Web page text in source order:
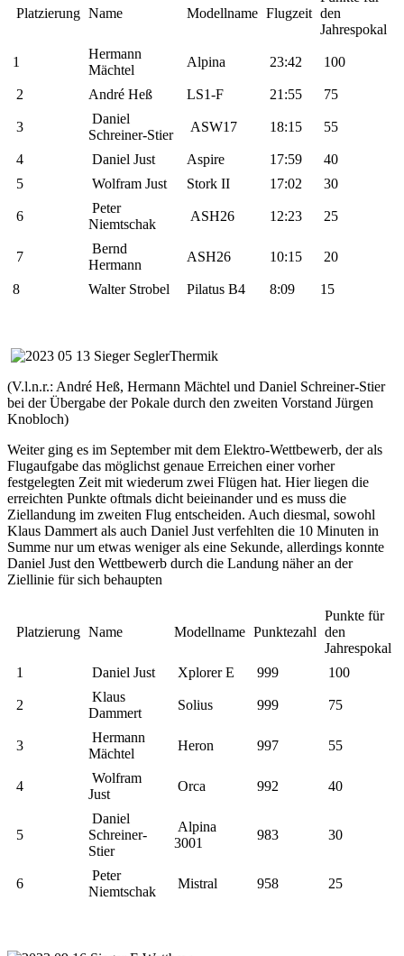
Platzierung Name Modellname Flugzeit den
Jahrespokal
1
Hermann
Mächtel
Alpina 23:42 100
2 André Heß LS1-F 21:55 75
3
Daniel
Schreiner-Stier
ASW17 18:15 55
4 Daniel Just Aspire 17:59
40
5
Wolfram Just Stork II 17:02 30
6
Peter
Niemtschak
ASH26 12:23 25
7
Bernd
Hermann
ASH26 10:15 20
8 Walter Strobel Pilatus B4 8:09 15
(V.l.n.r.: André Heß, Hermann Mächtel und Daniel Schreiner-Stier
bei der Übergabe der Pokale durch den zweiten Vorstand Jürgen
Knobloch)
Weiter ging es im September mit dem Elektro-Wettbewerb, der als
Flugaufgabe das möglichst genaue Erreichen einer vorher
festgelegten Zeit mit wiederum zwei Flügen hat. Hier liegen die
erreichten Punkte oftmals dicht beieinander und es muss die
Ziellandung im zweiten Flug entscheiden. Auch diesmal, sowohl
Klaus Dammert als auch Daniel Just verfehlten die 10 Minuten in
Summe nur um etwas weniger als eine Sekunde, allerdings konnte
Daniel Just den Wettbewerb durch die Landung näher an der
Ziellinie für sich behaupten
Platzierung Name Modellname Punktezahl
Punkte für
den
Jahrespokal
1
Daniel Just Xplorer E 999 100
2
Klaus
Dammert
Solius 999 75
3
Hermann
Mächtel
Heron 997 55
4
Wolfram
Just
Orca 992 40
5
Daniel
Schreiner-
Stier
Alpina
3001
983 30
6
Peter
Niemtschak
Mistral 958 25